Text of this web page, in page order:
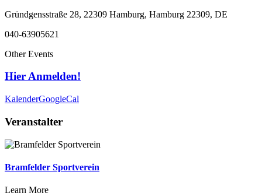
Gründgensstraße 28, 22309 Hamburg, Hamburg 22309, DE
040-63905621
Other Events
Hier Anmelden!
KalenderGoogleCal
Veranstalter
Bramfelder Sportverein
Learn More